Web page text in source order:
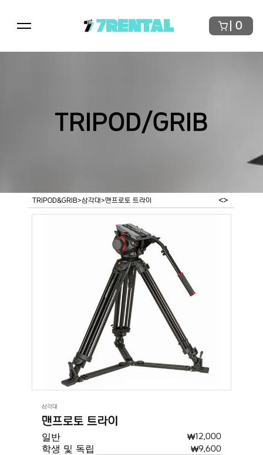
TRIPOD/GRIB
TRIPOD&GRIB>삼각대>맨프로토 트라이 <>
삼각대
맨프로토 트라이
일반 ₩12,000
학생 및 독립 ₩9,600
7RENTAL 0